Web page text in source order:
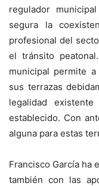
regulador
segura la
profesional del
el tránsito
municipal permite
sus terrazas
legalidad
establecido. Con
alguna para estas
Francisco García ha
también con las